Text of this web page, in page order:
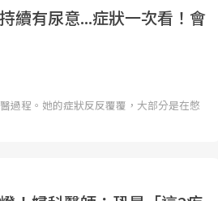
續有尿意...症狀一次看！會
過程。她的症狀反反覆覆，大部分是在憋
齡社會的浪潮，台灣正在快速邁
然而，健檢不只是醫療院所的服
前往專題
就到良醫生活祭體驗「一站式健
前往專題